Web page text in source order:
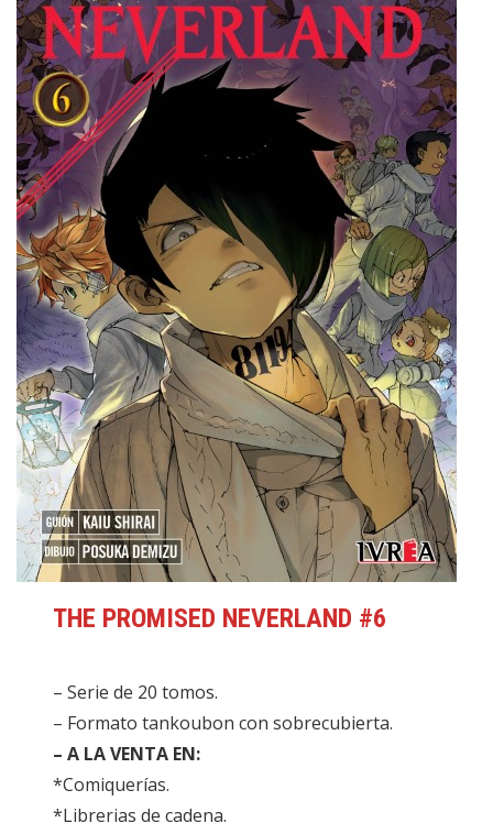
THE PROMISED NEVERLAND #6
– Serie de 20 tomos.
– Formato tankoubon con sobrecubierta.
– A LA VENTA EN:
*Comiquerías.
*Librerias de cadena.